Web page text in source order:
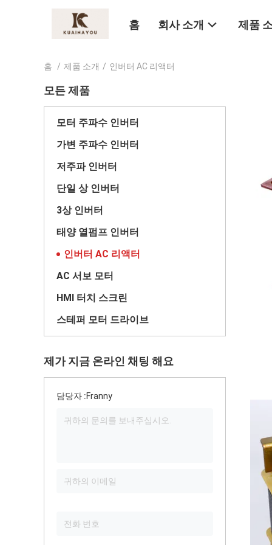
홈 회사 소개 제품
홈 / 제품 소개 / 인버터 AC 리액터
모든 제품
모터 주파수 인버터
가변 주파수 인버터
저주파 인버터
단일 상 인버터
3상 인버터
태양 열펌프 인버터
인버터 AC 리액터
AC 서보 모터
HMI 터치 스크린
스테퍼 모터 드라이브
제가 지금 온라인 채팅 해요
담당자 :Franny